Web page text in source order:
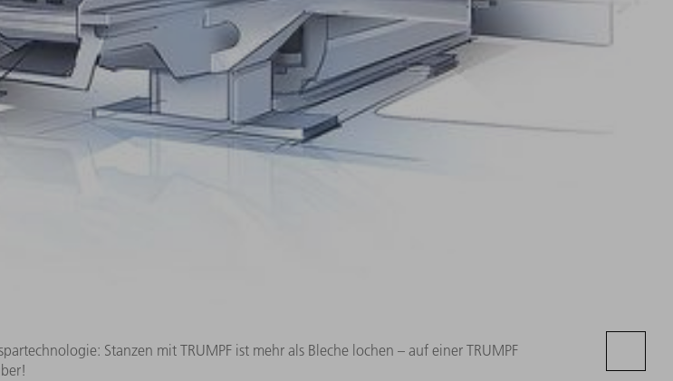
Stanzen mit TRUMPF ist mehr als Bleche lochen – auf einer TRUMPF